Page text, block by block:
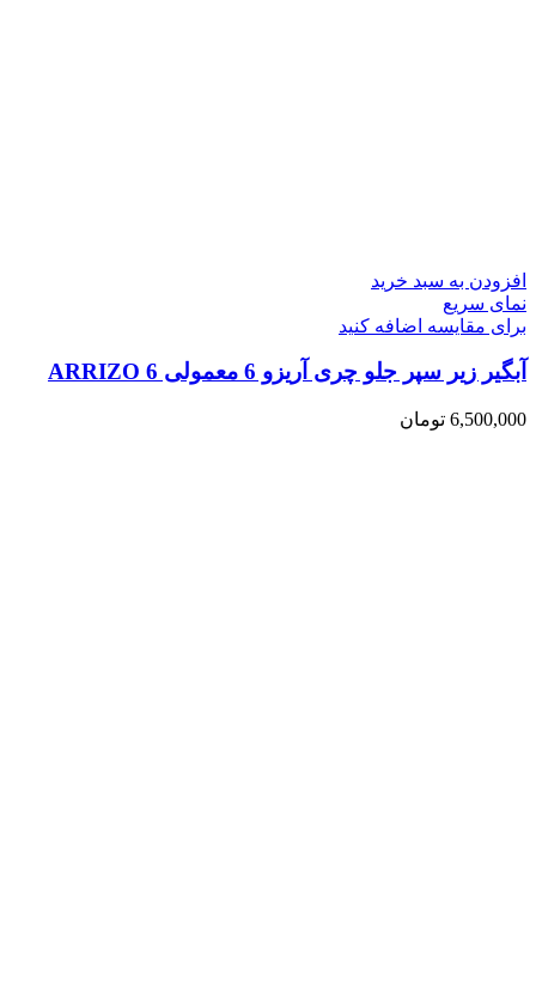
افزودن به سبد خرید
نمای سریع
برای مقایسه اضافه کنید
آبگیر زیر سپر جلو چری آریزو 6 معمولی ARRIZO 6
6,500,000 تومان